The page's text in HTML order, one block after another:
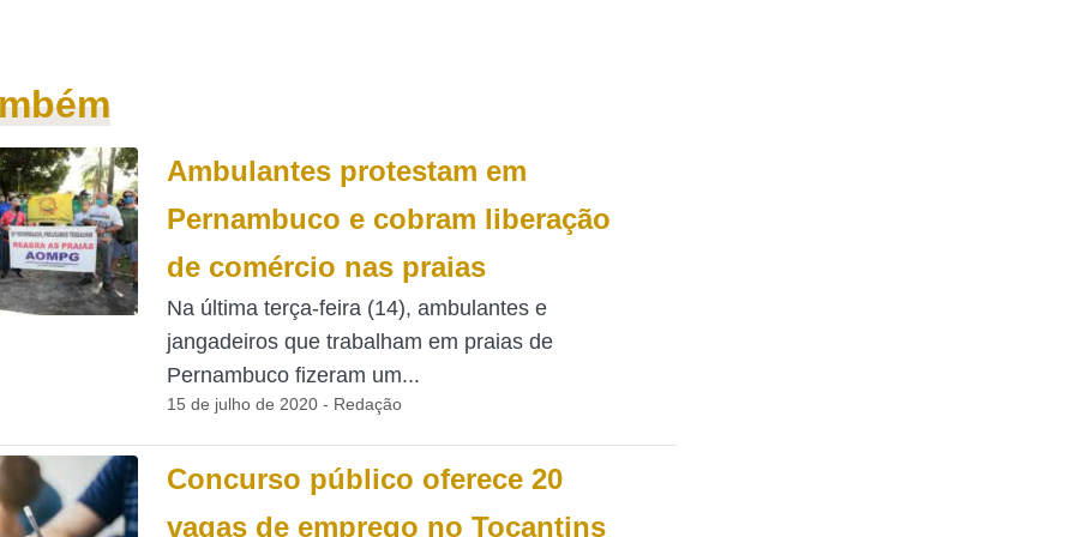
Ambulantes protestam em
Pernambuco e cobram liberação
de comércio nas praias
Na última terça-feira (14), ambulantes e
jangadeiros que trabalham em praias de
Pernambuco fizeram um...
15 de julho de 2020 - Redação
Concurso público oferece 20
vagas de emprego no Tocantins